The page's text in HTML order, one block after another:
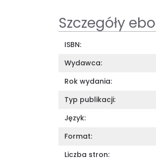
Szczegóły
ISBN:
Wydawca:
Rok wydania:
Typ publikacji:
Język:
Format:
Liczba stron: